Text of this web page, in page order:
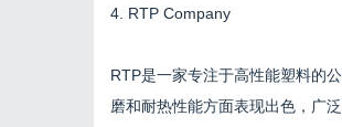
4. RTP Company
RTP是一家专注于高性能塑料的
磨和耐热性能方面表现出色，广